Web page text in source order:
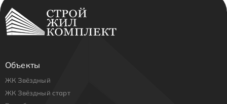
Объекты
ЖК Звёздный
ЖК Звёздный старт